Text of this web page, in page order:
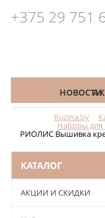
+375 29 751
КАТАЛОГНОВОСТИ
Kuzina.by
Наборы
РИОЛИС Вышивка
КАТАЛОГ
АКЦИИ И СКИДКИ